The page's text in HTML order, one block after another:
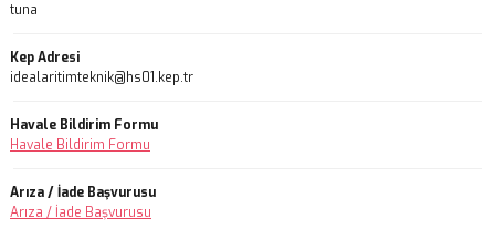
tuna
Kep Adresi
idealaritimteknik@hs01.kep.tr
Havale Bildirim Formu
Havale Bildirim Formu
Arıza / İade Başvurusu
Arıza / İade Başvurusu